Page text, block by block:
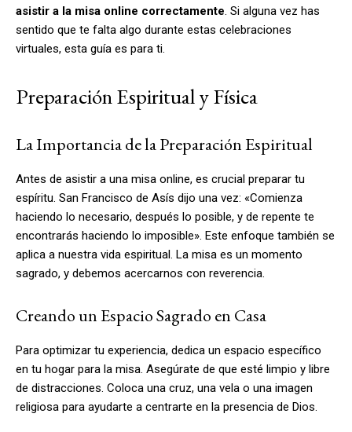
asistir a la misa online correctamente . Si alguna vez has
sentido que te falta algo durante estas celebraciones
virtuales, esta guía es para ti.
Preparación Espiritual y Física
La Importancia de la Preparación Espiritual
Antes de asistir a una misa online, es crucial preparar tu
espíritu. San Francisco de Asís dijo una vez: «Comienza
haciendo lo necesario, después lo posible, y de repente te
encontrarás haciendo lo imposible». Este enfoque también se
aplica a nuestra vida espiritual. La misa es un momento
sagrado, y debemos acercarnos con reverencia.
Creando un Espacio Sagrado en Casa
Para optimizar tu experiencia, dedica un espacio específico
en tu hogar para la misa. Asegúrate de que esté limpio y libre
de distracciones. Coloca una cruz, una vela o una imagen
religiosa para ayudarte a centrarte en la presencia de Dios.